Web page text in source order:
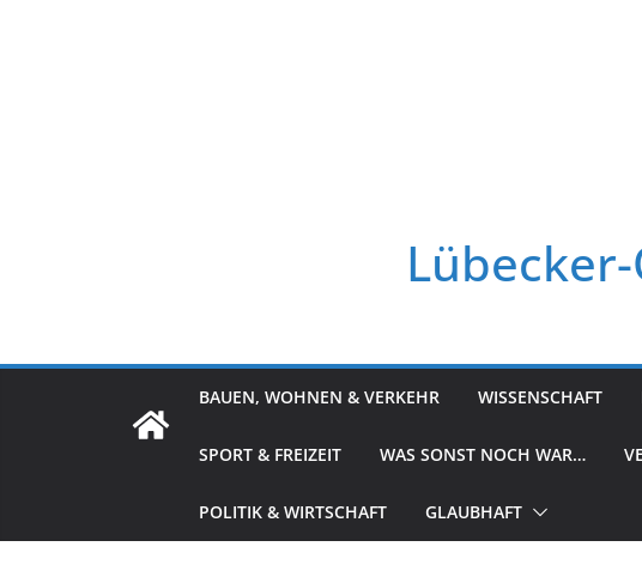
BAUEN, WOHNEN & VERKEHR WISSENSCHAFT
SPORT & FREIZEIT WAS SONST NOCH WAR…
POLITIK & WIRTSCHAFT GLAUBHAFT